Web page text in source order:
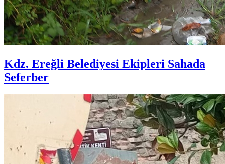
Kdz. Ereğli Belediyesi Ekipleri Sahada
Seferber